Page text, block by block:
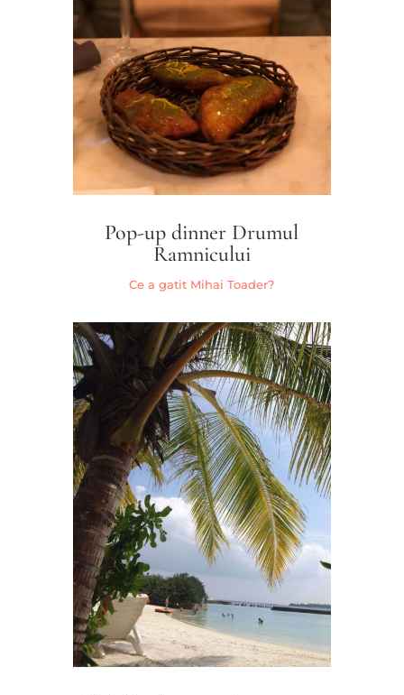
Pop-up dinner Drumul
Ramnicului
Ce a gatit Mihai Toader?